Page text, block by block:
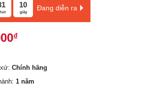
9
giây
Đang diễn ra
₫Giá
là:
1.770.000₫.
Chính hãng
1 năm